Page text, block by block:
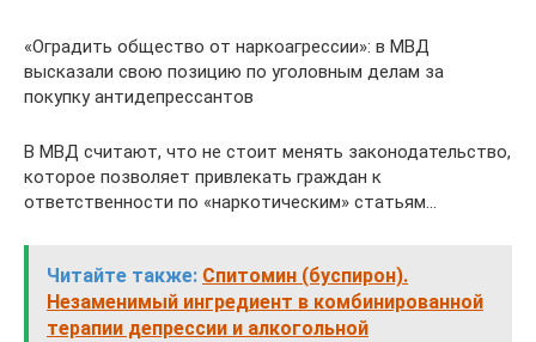
«Оградить общество от наркоагрессии»: в МВД
высказали свою позицию по уголовным делам за
покупку антидепрессантов
В МВД считают, что не стоит менять законодательство,
которое позволяет привлекать граждан к
ответственности по «наркотическим» статьям…
Читайте также: Спитомин (буспирон).
Незаменимый ингредиент в комбинированной
терапии депрессии и алкогольной